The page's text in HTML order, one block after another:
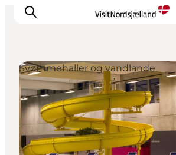
Highlights
Oplev
Det Sker
Overnatning
Svømmehaller og vandlande